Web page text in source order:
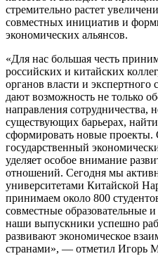
стремительно растет
совместных инициатив и
экономических альянсов.
«Для нас большая честь
российских и китайских
органов власти и экспертного
дают возможность не только
направления сотрудничества,
существующих барьерах,
сформировать новые проекты.
государственный
уделяет особое внимание
отношений. Сегодня мы
университетами Китайской
принимаем около 800
совместные образовательные
наши выпускники успешно
развивают экономическое
странами», — отметил Игорь